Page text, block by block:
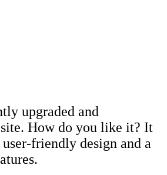
upgraded and
How do you like it? It
user-friendly design and a